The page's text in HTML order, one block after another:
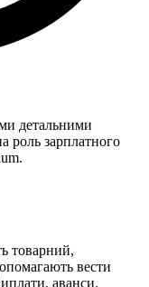
детальними
роль зарплатного
товарний,
вести
аванси,